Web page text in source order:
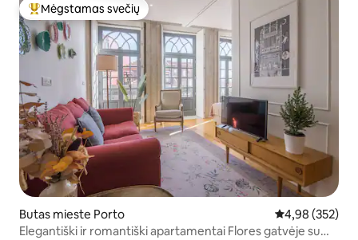
Svečių mėgstamiausias
Mėgstamas svečių
Butas mieste Porto Vidutinis
4,98 (352)
Elegantiški ir romantiški apartamentai Flores gatvėje su